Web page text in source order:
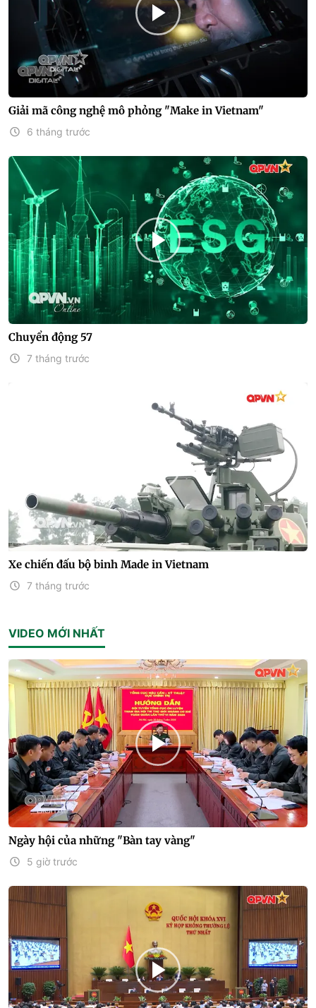
Giải mã công nghệ mô phỏng "Make in Vietnam"
6 tháng trước
Chuyển động 57
7 tháng trước
Xe chiến đấu bộ binh Made in Vietnam
7 tháng trước
VIDEO MỚI NHẤT
Ngày hội của những "Bàn tay vàng"
5 giờ trước